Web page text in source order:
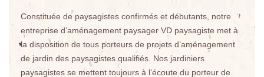
Constituée de paysagistes confirmés et débutants, notre
entreprise d’aménagement paysager VD paysagiste met à
la disposition de tous porteurs de projets d’aménagement
de jardin des paysagistes qualifiés. Nos jardiniers
paysagistes se mettent toujours à l’écoute du porteur de